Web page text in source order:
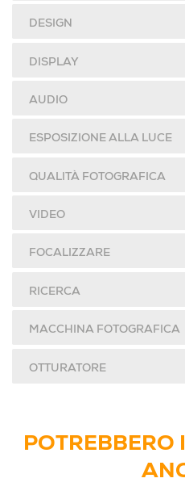
DESIGN
DISPLAY
AUDIO
ESPOSIZIONE ALLA LUCE
QUALITÀ FOTOGRAFICA
VIDEO
FOCALIZZARE
RICERCA
MACCHINA FOTOGRAFICA
OTTURATORE
POTREBBERO